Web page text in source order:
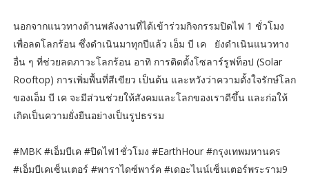
นอกจากแนวทางด้านพลังงานที่ได้เข้าร่วมกิจกรรมปิดไฟ 1 ชั่วโมง
เพื่อลดโลกร้อน ซึ่งดำเนินมาทุกปีแล้ว เอ็ม บี เค ยังดำเนินแนวทาง
อื่น ๆ ที่ช่วยลดภาวะโลกร้อน อาทิ การติดตั้งโซลาร์รูฟท็อป (Solar
Rooftop) การเพิ่มพื้นที่สีเขียว เป็นต้น และหวังว่าความตั้งใจรักษ์โลก
ของเอ็ม บี เค จะมีส่วนช่วยให้สังคมและโลกของเราดีขึ้น และก่อให้
เกิดเป็นความยั่งยืนอย่างเป็นรูปธรรม
#MBK #เอ็มบีเค #ปิดไฟ1ชั่วโมง #EarthHour #กรุงเทพมหานคร
#เอ็มบีเคเซ็นเตอร์ #พาราไดซ์พาร์ค #เดอะไนน์เซ็นเตอร์พระราม9